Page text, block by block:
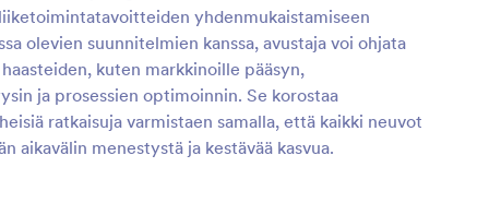
yhdenmukaistamiseen
olevien suunnitelmien kanssa, avustaja voi ohjata
kuten markkinoille pääsyn,
ja prosessien optimoinnin. Se korostaa
ratkaisuja varmistaen samalla, että kaikki neuvot
aikavälin menestystä ja kestävää kasvua.